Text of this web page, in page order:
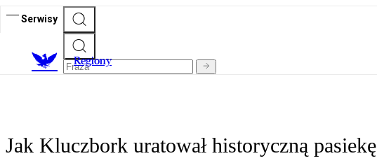
Serwisy
Regiony
Jak Kluczbork uratował historyczną pasiekę